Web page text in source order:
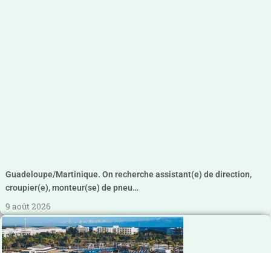
Guadeloupe/Martinique. On recherche assistant(e) de direction,
croupier(e), monteur(se) de pneu…
9 août 2026